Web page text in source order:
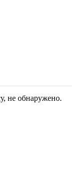
не обнаружено.